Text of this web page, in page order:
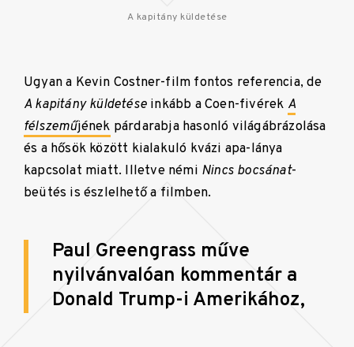
A kapitány küldetése
Ugyan a Kevin Costner-film fontos referencia, de
A kapitány küldetése inkább a Coen-fivérek A
félszeműjének párdarabja hasonló világábrázolása
és a hősök között kialakuló kvázi apa-lánya
kapcsolat miatt. Illetve némi Nincs bocsánat-
beütés is észlelhető a filmben.
Paul Greengrass műve
nyilvánvalóan kommentár a
Donald Trump-i Amerikához,